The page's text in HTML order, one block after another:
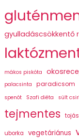
gyulladáscsökkentő
mákos piskóta
palacsinta paradicsom
spenót Szafi diéta sült
tejmentes tojás
uborka vegetáriánus